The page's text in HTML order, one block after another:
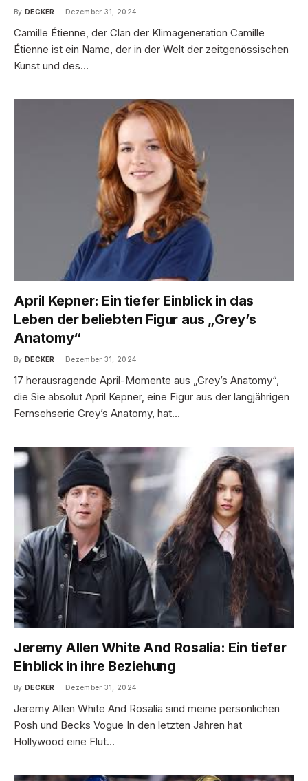
By DECKER Dezember 31, 2024
Camille Étienne, der Clan der Klimageneration Camille
Étienne ist ein Name, der in der Welt der zeitgenössischen
Kunst und des…
April Kepner: Ein tiefer Einblick in das
Leben der beliebten Figur aus „Grey’s
Anatomy“
By DECKER Dezember 31, 2024
17 herausragende April-Momente aus „Grey’s Anatomy“,
die Sie absolut April Kepner, eine Figur aus der langjährigen
Fernsehserie Grey’s Anatomy, hat…
Jeremy Allen White And Rosalia: Ein tiefer
Einblick in ihre Beziehung
By DECKER Dezember 31, 2024
Jeremy Allen White And Rosalía sind meine persönlichen
Posh und Becks Vogue In den letzten Jahren hat
Hollywood eine Flut…